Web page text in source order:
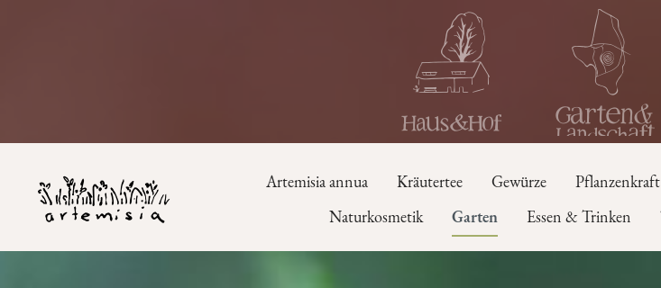
Artemisia annua Kräutertee Gewürze Pflanzenkraft
Naturkosmetik
Garten Essen & Trinken